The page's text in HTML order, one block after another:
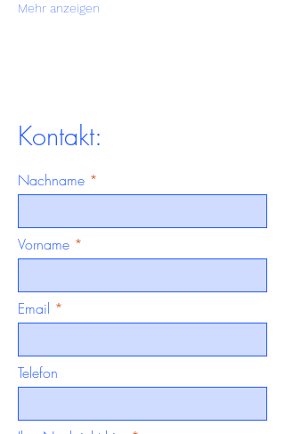
Mehr anzeigen
Kontakt:
Nachname
Vorname
Email
Telefon